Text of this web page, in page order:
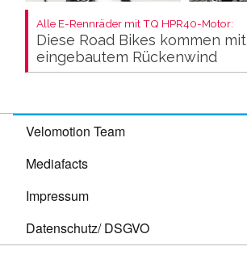
Alle E-Rennräder mit TQ HPR40-Motor:
Diese Road Bikes kommen mit
eingebautem Rückenwind
Velomotion Team
Mediafacts
Impressum
Datenschutz/ DSGVO